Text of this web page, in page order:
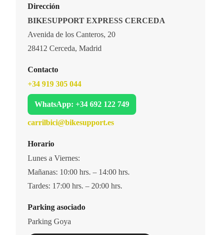
Dirección
BIKESUPPORT EXPRESS CERCEDA
Avenida de los Canteros, 20
28412 Cerceda, Madrid
Contacto
+34 919 305 044
WhatsApp: +34 692 122 749
carrilbici@bikesupport.es
Horario
Lunes a Viernes:
Mañanas: 10:00 hrs. – 14:00 hrs.
Tardes: 17:00 hrs. – 20:00 hrs.
Parking asociado
Parking Goya